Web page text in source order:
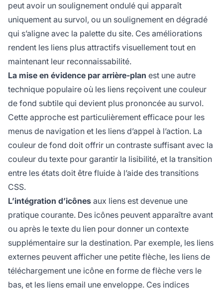
peut avoir un soulignement ondulé qui apparaît
uniquement au survol, ou un soulignement en dégradé
qui s’aligne avec la palette du site. Ces améliorations
rendent les liens plus attractifs visuellement tout en
maintenant leur reconnaissabilité.
La mise en évidence par arrière-plan est une autre
technique populaire où les liens reçoivent une couleur
de fond subtile qui devient plus prononcée au survol.
Cette approche est particulièrement efficace pour les
menus de navigation et les liens d’appel à l’action. La
couleur de fond doit offrir un contraste suffisant avec la
couleur du texte pour garantir la lisibilité, et la transition
entre les états doit être fluide à l’aide des transitions
CSS.
L’intégration d’icônes aux liens est devenue une
pratique courante. Des icônes peuvent apparaître avant
ou après le texte du lien pour donner un contexte
supplémentaire sur la destination. Par exemple, les liens
externes peuvent afficher une petite flèche, les liens de
téléchargement une icône en forme de flèche vers le
bas, et les liens email une enveloppe. Ces indices